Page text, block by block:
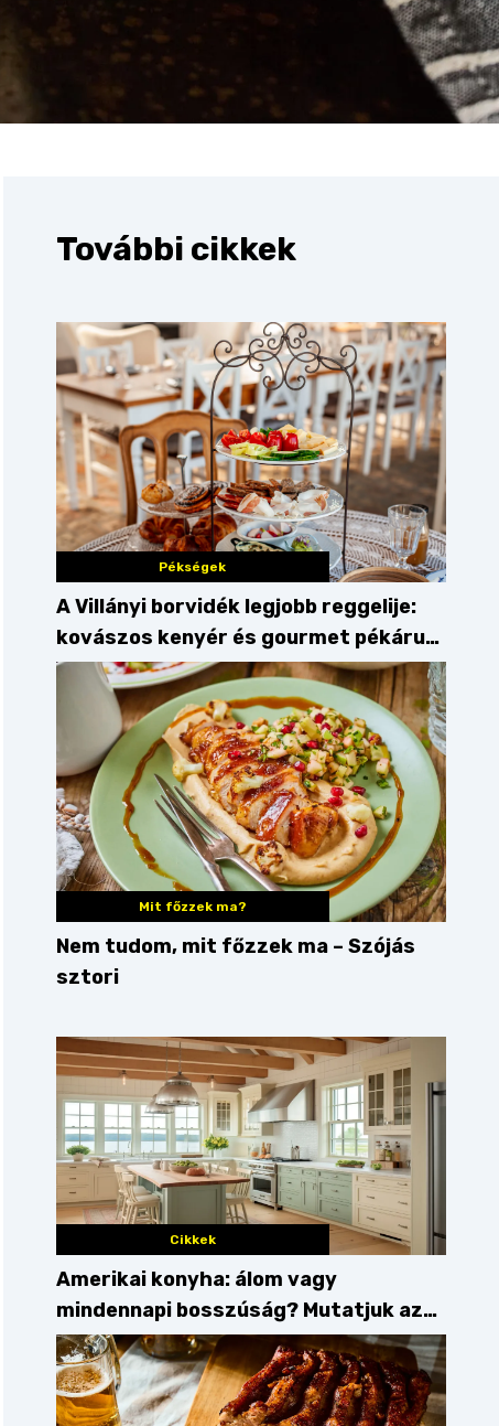
További cikkek
Pékségek
A Villányi borvidék legjobb reggelije:
kovászos kenyér és gourmet pékáruk
Palkonyán
Mit főzzek ma?
Nem tudom, mit főzzek ma – Szójás
sztori
Cikkek
Amerikai konyha: álom vagy
mindennapi bosszúság? Mutatjuk az
érveket